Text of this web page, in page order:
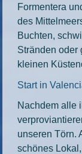
Formentera
des
Buchten,
Stränden oder
kleinen
Start in
Nachdem alle
unseren Törn.
schönes